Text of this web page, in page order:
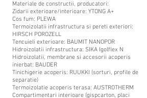
Materiale de constructii, producatori:
Zidarii exterioare/interioare: YTONG A+
Cos fum: PLEWA
Termoizolatii infrastructura si pereti exteriori:
HIRSCH POROZELL
Tencuieli exterioare: BAUMIT NANOPOR
Hidroizolatii infrastructura: SIKA Igolflex N
Hidroizolatii, membrane si accesorii acoperis
inierbat: BAUDER
Tinichigerie acoperis: RUUKKI (sorturi, profile de
separatie)
Termoizolatie acoperis terasa: AUSTROTHERM
Compartimentari interioare (gispcarton, placi